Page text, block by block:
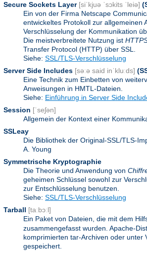
Secure Sockets Layer [siˈkjuə ˈsɔkits ˈleiə]
Ein von der Firma Netscape
entwickeltes Protokoll zur allgemeinen
Verschlüsselung der Kommunikation
Die meistverbreitete Nutzung ist
Transfer Protocol (HTTP) über SSL.
Siehe: SSL/TLS-Verschlüsselung
Server Side Includes [səːə said inˈkluːds]
Eine Technik zum Einbetten von
Anweisungen in HMTL-Dateien.
Siehe: Einführung in Server Side
Session [ˈseʃən]
Allgemein der Kontext einer
SSLeay
Die Bibliothek der Original-SSL/TLS-
A. Young
Symmetrische Kryptographie
Die Theorie und Anwendung von
geheimen Schlüssel sowohl zur
zur Entschlüsselung benutzen.
Siehe: SSL/TLS-Verschlüsselung
Tarball [taːbɔːl]
Ein Paket von Dateien, die mit dem
zusammengefasst wurden. Apache-
komprimierten tar-Archiven oder unter
gespeichert.